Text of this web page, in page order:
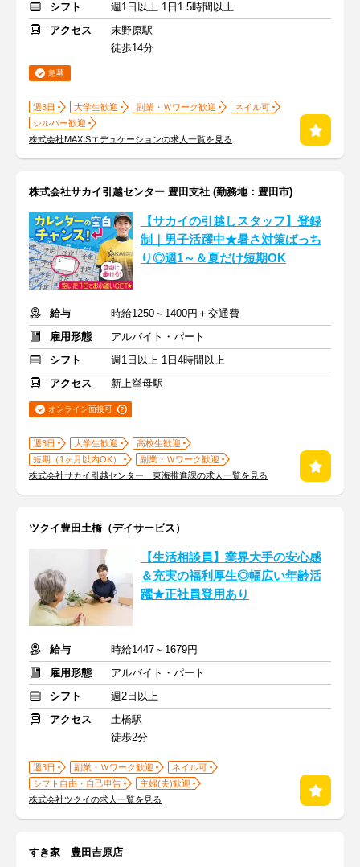
シフト
週1日以上 1日1.5時間以上
アクセス
末野原駅
徒歩14分
急募
週3日 大学生歓迎 副業・Ｗワーク歓迎
ネイル可
シルバー歓迎
株式会社MAXISエデュケーションの求人一覧を見る
株式会社サカイ引越センター 豊田支社 (勤務地：豊田市)
【サカイの引越しスタッフ】登録
制｜男子活躍中★暑さ対策ばっち
り◎週1～＆夏だけ短期OK
給与
時給1250～1400円＋交通費
雇用形態
アルバイト・パート
シフト
週1日以上 1日4時間以上
アクセス
新上挙母駅
オンライン面接可
週3日 大学生歓迎
高校生歓迎
短期（1ヶ月以内OK）
副業・Ｗワーク歓迎
株式会社サカイ引越センター 東海推進課の求人一覧を見る
ツクイ豊田土橋（デイサービス）
【生活相談員】業界大手の安心感
＆充実の福利厚生◎幅広い年齢活
躍★正社員登用あり
給与
時給1447～1679円
雇用形態
アルバイト・パート
シフト
週2日以上
アクセス
土橋駅
徒歩2分
週3日 副業・Ｗワーク歓迎
ネイル可
シフト自由・自己申告
主婦(夫)歓迎
株式会社ツクイの求人一覧を見る
すき家 豊田吉原店